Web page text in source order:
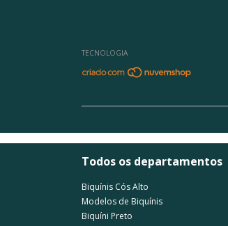
TECNOLOGIA
Todos os departamentos
Biquínis Cós Alto
Modelos de Biquínis
Biquíni Preto